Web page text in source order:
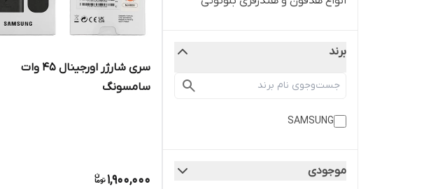
برند
SAMSUNG
موجودی
سری شارژر اورجینال 45 وات
سامسونگ
1,900,000